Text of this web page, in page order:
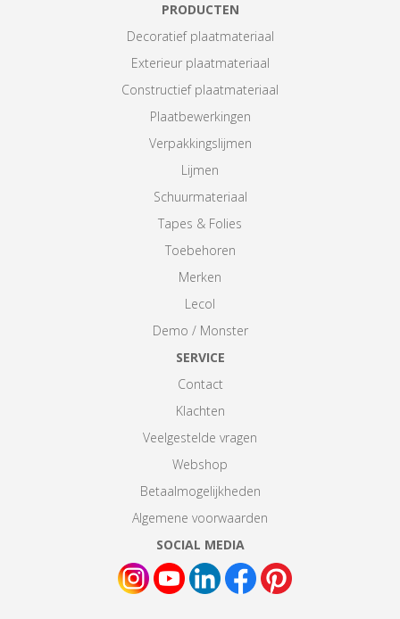
PRODUCTEN
Decoratief plaatmateriaal
Exterieur plaatmateriaal
Constructief plaatmateriaal
Plaatbewerkingen
Verpakkingslijmen
Lijmen
Schuurmateriaal
Tapes & Folies
Toebehoren
Merken
Lecol
Demo / Monster
SERVICE
Contact
Klachten
Veelgestelde vragen
Webshop
Betaalmogelijkheden
Algemene voorwaarden
SOCIAL MEDIA